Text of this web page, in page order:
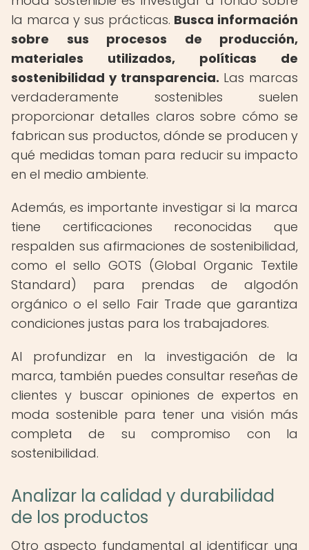
la marca y sus prácticas. Busca información
sobre sus procesos de producción,
materiales utilizados, políticas de
sostenibilidad y transparencia. Las marcas
verdaderamente sostenibles suelen
proporcionar detalles claros sobre cómo se
fabrican sus productos, dónde se producen y
qué medidas toman para reducir su impacto
en el medio ambiente.
Además, es importante investigar si la marca
tiene certificaciones reconocidas que
respalden sus afirmaciones de sostenibilidad,
como el sello GOTS (Global Organic Textile
Standard) para prendas de algodón
orgánico o el sello Fair Trade que garantiza
condiciones justas para los trabajadores.
Al profundizar en la investigación de la
marca, también puedes consultar reseñas de
clientes y buscar opiniones de expertos en
moda sostenible para tener una visión más
completa de su compromiso con la
sostenibilidad.
Analizar la calidad y durabilidad
de los productos
Otro aspecto fundamental al identificar una